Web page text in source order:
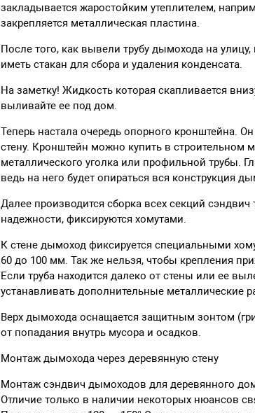
закладывается жаростойким утеплителем,
закрепляется металлическая пластина.
После того, как вывели трубу дымохода на
иметь стакан для сбора и удаления конденсата.
На заметку! Жидкость которая скапливается
выливайте ее под дом.
Теперь настала очередь опорного кронштейна.
стену. Кронштейн можно купить в строительном
металлического уголка или профильной трубы.
ведь на него будет опираться вся конструкция
Далее производится сборка всех секций
надежности, фиксируются хомутами.
К стене дымоход фиксируется специальными
60 до 100 мм. Так же нельзя, чтобы крепления
Если труба находится далеко от стены или ее
устанавливать дополнительные металлические
Верх дымохода оснащается защитным зонтом
от попадания внутрь мусора и осадков.
Монтаж дымохода через деревянную стену
Монтаж сэндвич дымоходов для деревянного
Отличие только в наличии некоторых нюансов